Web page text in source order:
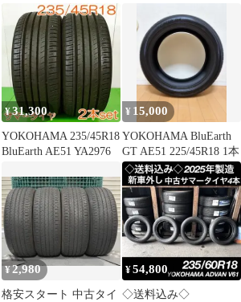
車外し 245/70/R18
¥31,300
YOKOHAMA 235/45R18
BluEarth AE51 YA2976
¥ 15,000
YOKOHAMA BluEarth
GT AE51 225/45R18 1本
¥2,980
格安スタート 中古タイ
¥54,800
◇送料込み◇